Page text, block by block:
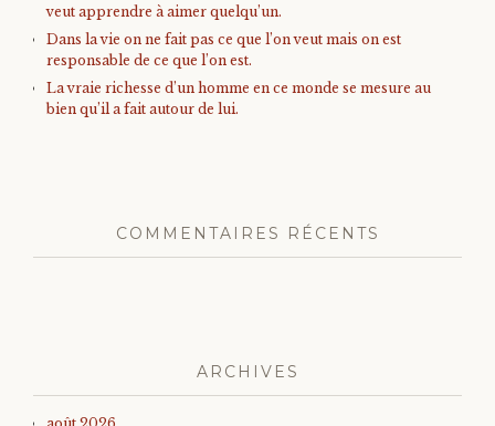
veut apprendre à aimer quelqu’un.
Dans la vie on ne fait pas ce que l’on veut mais on est
responsable de ce que l’on est.
La vraie richesse d’un homme en ce monde se mesure au
bien qu’il a fait autour de lui.
COMMENTAIRES RÉCENTS
ARCHIVES